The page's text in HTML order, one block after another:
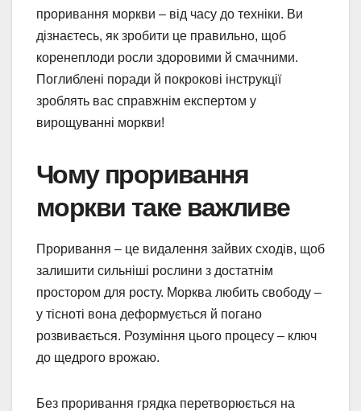
проривання моркви – від часу до техніки. Ви
дізнаєтесь, як зробити це правильно, щоб
коренеплоди росли здоровими й смачними.
Поглиблені поради й покрокові інструкції
зроблять вас справжнім експертом у
вирощуванні моркви!
Чому проривання
моркви таке важливе
Проривання – це видалення зайвих сходів, щоб
залишити сильніші рослини з достатнім
простором для росту. Морква любить свободу –
у тісноті вона деформується й погано
розвивається. Розуміння цього процесу – ключ
до щедрого врожаю.
Без проривання грядка перетворюється на